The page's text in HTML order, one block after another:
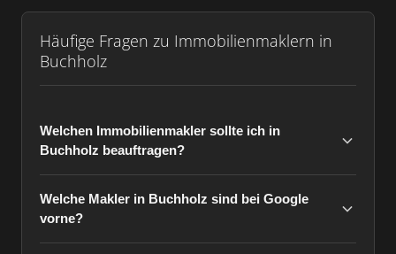
Häufige Fragen zu Immobilienmaklern in
Buchholz
Welchen Immobilienmakler sollte ich in
Buchholz beauftragen?
Welche Makler in Buchholz sind bei Google
vorne?